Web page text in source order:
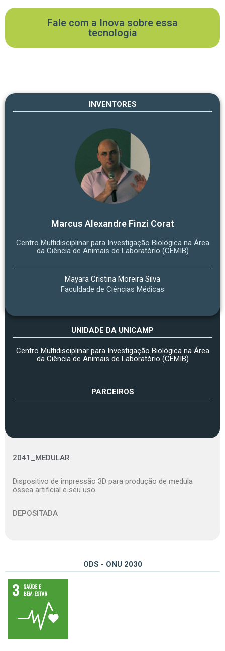
Fale com a Inova sobre essa
tecnologia
INVENTORES
Marcus Alexandre Finzi Corat
Centro Multidisciplinar para Investigação Biológica na Área
da Ciência de Animais de Laboratório (CEMIB)
Mayara Cristina Moreira Silva
Faculdade de Ciências Médicas
UNIDADE DA UNICAMP
Centro Multidisciplinar para Investigação Biológica na Área
da Ciência de Animais de Laboratório (CEMIB)
PARCEIROS
2041_MEDULAR
Dispositivo de impressão 3D para produção de medula
óssea artificial e seu uso
DEPOSITADA
ODS - ONU 2030